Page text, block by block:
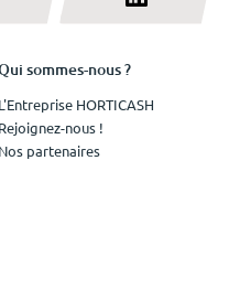
sommes-nous ?
L'Entreprise HORTICASH
Rejoignez-nous !
Nos partenaires